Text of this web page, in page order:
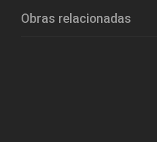
Obras relacionadas